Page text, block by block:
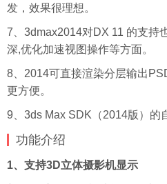
发，效果很理想。
7、3dmax2014对DX 11 的支持
深,优化加速视图操作等方面。
8、2014可直接渲染分层输出
更方便。
9、3ds Max SDK（2014版）的
功能介绍
1、支持3D立体摄影机显示